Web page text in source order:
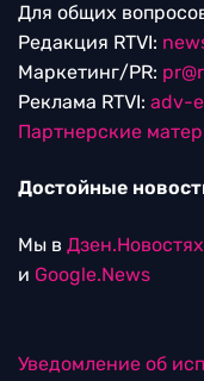
Для общих
Редакция RTVI:
Маркетинг/PR:
Реклама RTVI: adv-
Партнерские
Достойные
Мы в Дзен.Новостях
и Google.News
Уведомление об